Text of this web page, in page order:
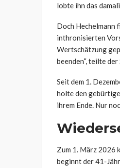
lobte ihn das
Doch Hechelmann
inthronisierten
Wertschätzung
beenden“, teilte
Seit dem 1.
holte den
ihrem Ende. Nur
Zum 1. März 2026
beginnt der 41-